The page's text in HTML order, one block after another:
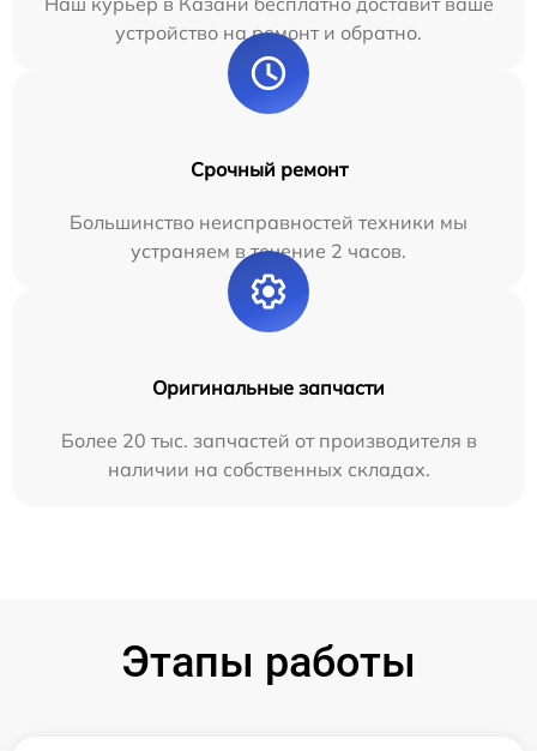
устройство на ремонт и обратно.
Срочный ремонт
Большинство неисправностей техники мы
устраняем в течение 2 часов.
Оригинальные запчасти
Более 20 тыс. запчастей от производителя в
наличии на собственных складах.
Этапы работы